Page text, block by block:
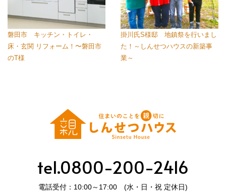
磐田市 キッチン・トイレ・
床・玄関 リフォーム！〜磐田市
のT様
掛川氏S様邸 地鎮祭を行いまし
た！～しんせつハウスの新築事
業～
tel.0800-200-2416
電話受付：10:00～17:00 (水・日・祝 定休日)